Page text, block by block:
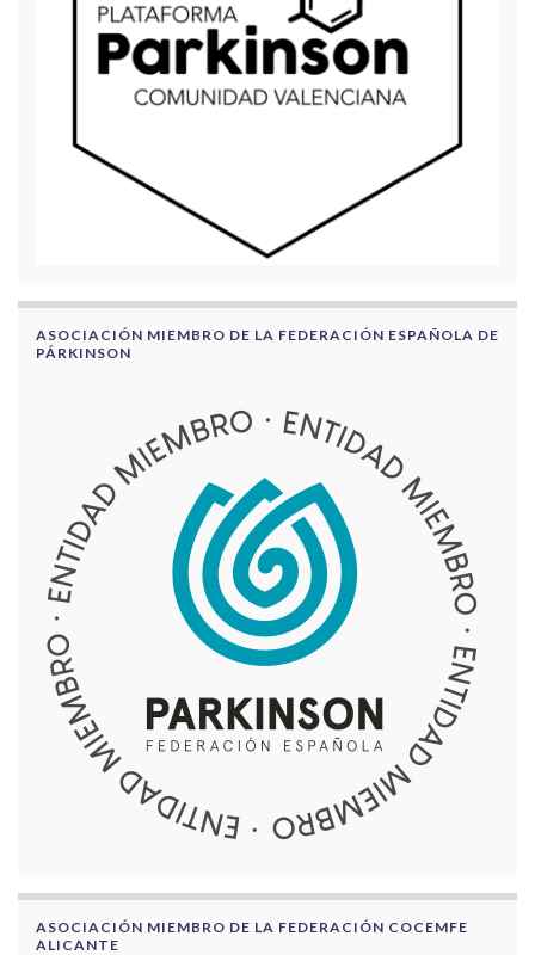
ASOCIACIÓN MIEMBRO DE LA FEDERACIÓN ESPAÑOLA DE
PÁRKINSON
ASOCIACIÓN MIEMBRO DE LA FEDERACIÓN COCEMFE
ALICANTE